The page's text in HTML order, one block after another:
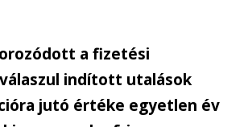
a fizetési
indított utalások
jutó értéke egyetlen év